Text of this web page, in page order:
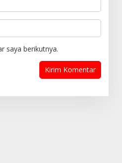
saya berikutnya.